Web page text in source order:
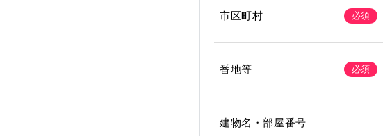
市区町村 必須
番地等 必須
建物名・部屋番号